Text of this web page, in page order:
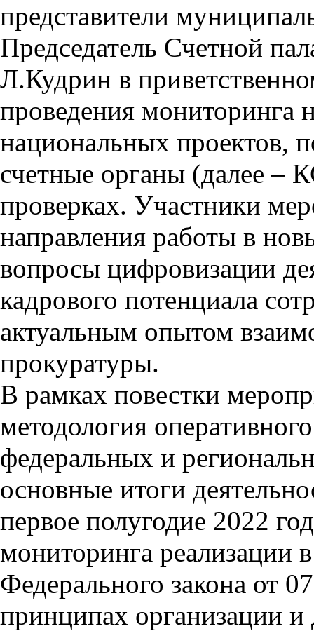
представители
Председатель Счетной
Л.Кудрин в
проведения мониторинга
национальных проектов,
счетные органы (далее –
проверках. Участники
направления работы в
вопросы цифровизации
кадрового потенциала
актуальным опытом
прокуратуры.
В рамках повестки
методология
федеральных и
основные итоги
первое полугодие 2022
мониторинга реализации
Федерального закона
принципах организации и